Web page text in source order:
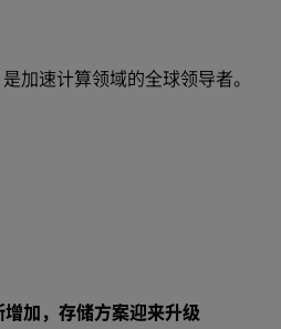
加速计算领域的全球领导者。
加，存储方案迎来升级